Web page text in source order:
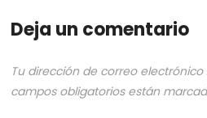
Deja un comentario
Tu dirección de correo
campos obligatorios están